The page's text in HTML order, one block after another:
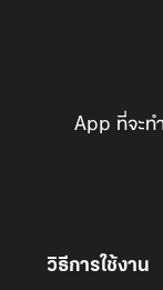
App ที่จะท
วิธีการใช้งาน